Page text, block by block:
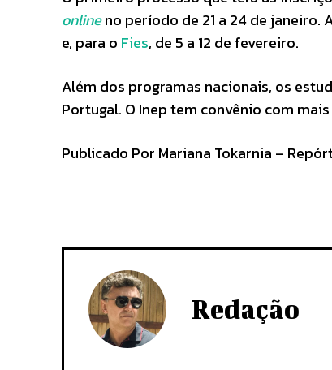
onlineno período de 21 a 24 de janeiro.
e, para o Fies, de 5 a 12 de fevereiro.
Além dos programas nacionais, os
Portugal. O Inep tem convênio com
Publicado Por Mariana Tokarnia –
Redação